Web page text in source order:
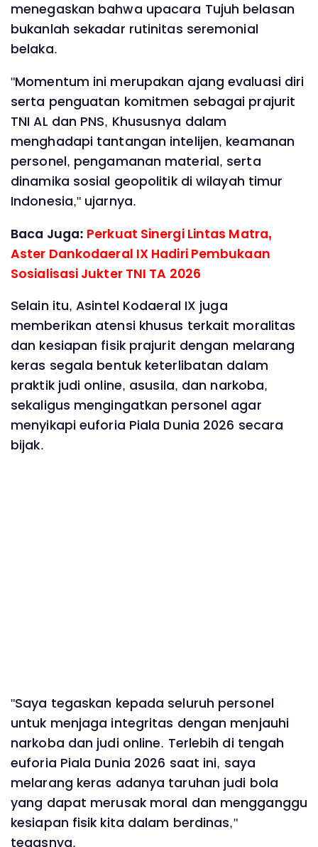
menegaskan bahwa upacara Tujuh belasan
bukanlah sekadar rutinitas seremonial
belaka.
"Momentum ini merupakan ajang evaluasi diri
serta penguatan komitmen sebagai prajurit
TNI AL dan PNS, Khususnya dalam
menghadapi tantangan intelijen, keamanan
personel, pengamanan material, serta
dinamika sosial geopolitik di wilayah timur
Indonesia," ujarnya.
Baca Juga: Perkuat Sinergi Lintas Matra,
Aster Dankodaeral IX Hadiri Pembukaan
Sosialisasi Jukter TNI TA 2026
Selain itu, Asintel Kodaeral IX juga
memberikan atensi khusus terkait moralitas
dan kesiapan fisik prajurit dengan melarang
keras segala bentuk keterlibatan dalam
praktik judi online, asusila, dan narkoba,
sekaligus mengingatkan personel agar
menyikapi euforia Piala Dunia 2026 secara
bijak.
"Saya tegaskan kepada seluruh personel
untuk menjaga integritas dengan menjauhi
narkoba dan judi online. Terlebih di tengah
euforia Piala Dunia 2026 saat ini, saya
melarang keras adanya taruhan judi bola
yang dapat merusak moral dan mengganggu
kesiapan fisik kita dalam berdinas,"
tegasnya.